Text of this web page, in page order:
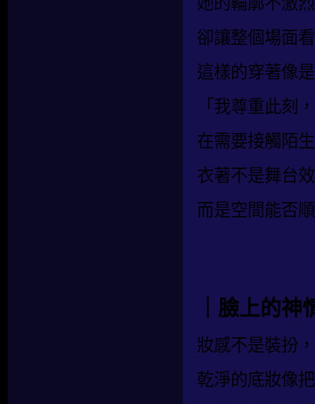
卻讓整個場面
這樣的穿著像
「我尊重此刻
在需要接觸陌
衣著不是舞台
而是空間能否
｜臉上的
妝感不是裝扮
乾淨的底妝像